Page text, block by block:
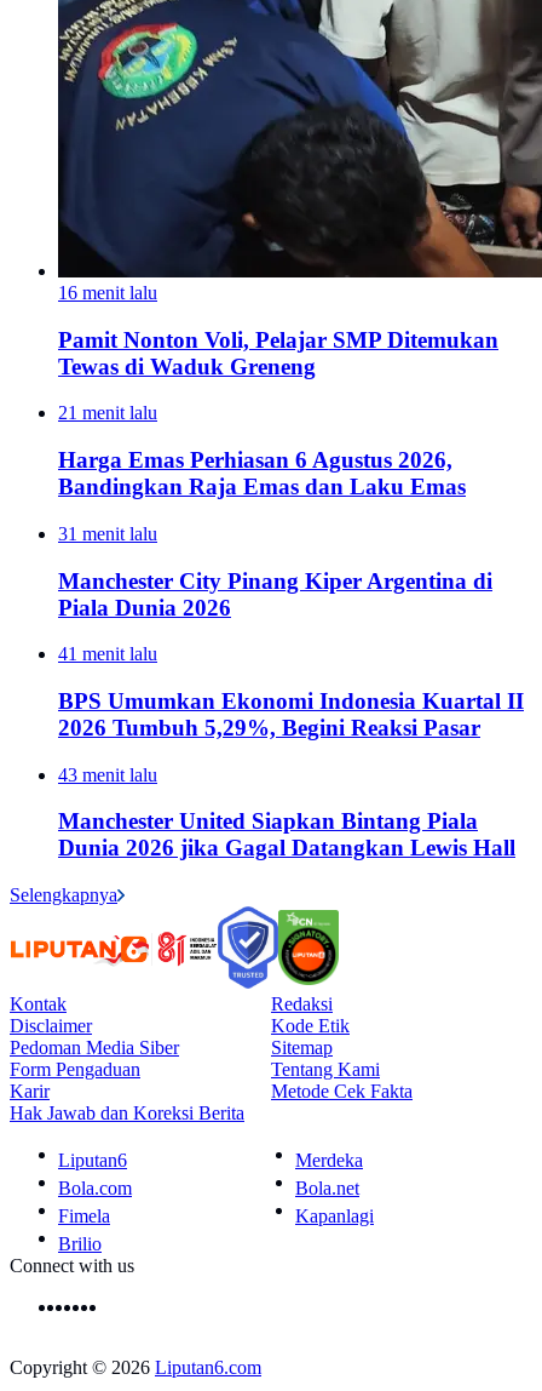
16 menit lalu
Pamit Nonton Voli, Pelajar SMP Ditemukan
Tewas di Waduk Greneng
21 menit lalu
Harga Emas Perhiasan 6 Agustus 2026,
Bandingkan Raja Emas dan Laku Emas
31 menit lalu
Manchester City Pinang Kiper Argentina di
Piala Dunia 2026
41 menit lalu
BPS Umumkan Ekonomi Indonesia Kuartal II
2026 Tumbuh 5,29%, Begini Reaksi Pasar
43 menit lalu
Manchester United Siapkan Bintang Piala
Dunia 2026 jika Gagal Datangkan Lewis Hall
Selengkapnya
Kontak
Redaksi
Disclaimer
Kode Etik
Pedoman Media Siber
Sitemap
Form Pengaduan
Tentang Kami
Karir
Metode Cek Fakta
Hak Jawab dan Koreksi Berita
Liputan6
Merdeka
Bola.com
Bola.net
Fimela
Kapanlagi
Brilio
Connect with us
Copyright © 2026 Liputan6.com